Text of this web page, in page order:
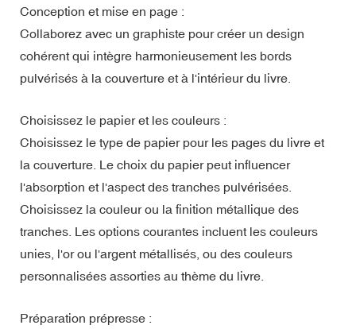
Conception et mise en page :
Collaborez avec un graphiste pour créer un design
cohérent qui intègre harmonieusement les bords
pulvérisés à la couverture et à l'intérieur du livre.
Choisissez le papier et les couleurs :
Choisissez le type de papier pour les pages du livre et
la couverture. Le choix du papier peut influencer
l'absorption et l'aspect des tranches pulvérisées.
Choisissez la couleur ou la finition métallique des
tranches. Les options courantes incluent les couleurs
unies, l'or ou l'argent métallisés, ou des couleurs
personnalisées assorties au thème du livre.
Préparation prépresse :